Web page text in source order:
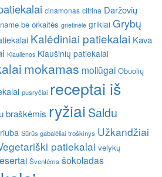
cinamonas citrina Daržovių
be orkaitės grietinėlė grikiai Grybų
Kalėdiniai patiekalai Kava
Kiaulienos Kiaušinių patiekalai
mokamas moliūgai Obuolių
pusryčiai receptai iš
braškėmis ryžiai Saldu
Sūrūs gabalėliai troškinys Užkandžiai
patiekalai velykų
Šventėms šokoladas